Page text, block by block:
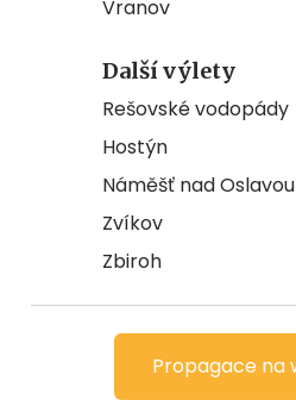
Vranov
Další výlety
Rešovské vodopády
Hostýn
Náměšť nad Oslavou
Zvíkov
Zbiroh
Propagace na